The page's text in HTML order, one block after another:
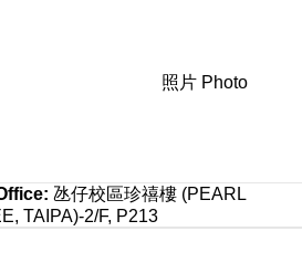
照片 Photo
: 氹仔校區珍禧樓 (PEARL
TAIPA)-2/F, P213